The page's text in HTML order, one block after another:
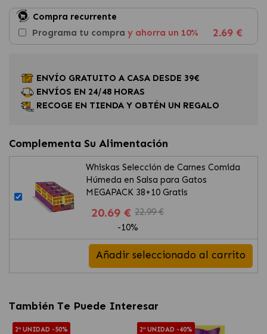
Compra recurrente
Programa tu compra y ahorra un 10% 2.69 €
ENVÍO GRATUITO A CASA DESDE 39€
ENVÍOS EN 24/48 HORAS
RECOGE EN TIENDA Y OBTÉN UN REGALO
Complementa Su Alimentación
Whiskas Selección de Carnes Comida
Húmeda en Salsa para Gatos
MEGAPACK 38+10 Gratis
20.69 € 22.99 €
-10%
Añadir seleccionado al carrito
También Te Puede Interesar
2ª UNIDAD -50% 2ª UNIDAD -40%